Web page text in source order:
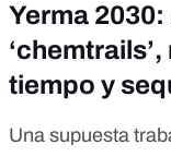
Yerma
tiempo y
Una supuesta